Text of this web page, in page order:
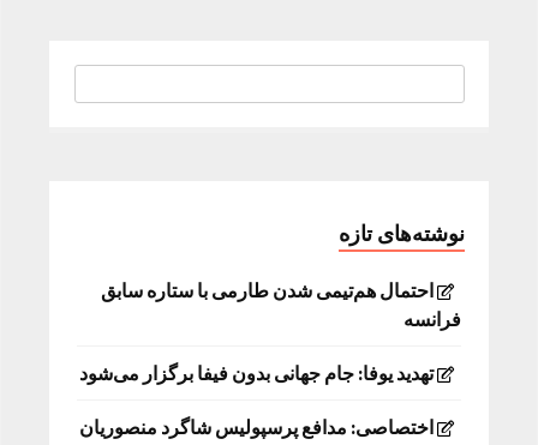
نوشته‌های تازه
احتمال هم‌تیمی شدن طارمی با ستاره سابق
فرانسه
تهدید یوفا: جام جهانی بدون فیفا برگزار می‌شود
اختصاصی: مدافع پرسپولیس شاگرد منصوریان